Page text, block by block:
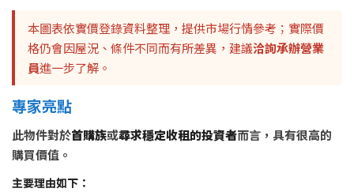
本圖表依實價登錄資料整理，提供市場行情參考；實際價
格仍會因屋況、條件不同而有所差異，建議洽詢承辦營業
員進一步了解。
專家亮點
此物件對於首購族或尋求穩定收租的投資者而言，具有很高的
購買價值。
主要理由如下：